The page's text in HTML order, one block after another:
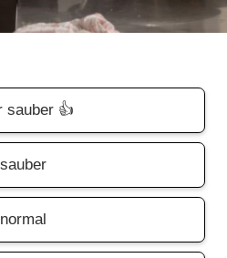
sauber 👍
sauber
normal